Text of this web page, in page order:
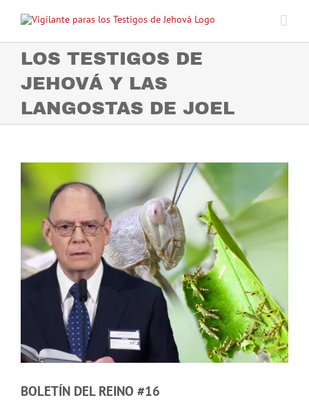
content
LOS TESTIGOS DE
JEHOVÁ Y LAS
LANGOSTAS DE JOEL
Image
BOLETÍN DEL REINO #16